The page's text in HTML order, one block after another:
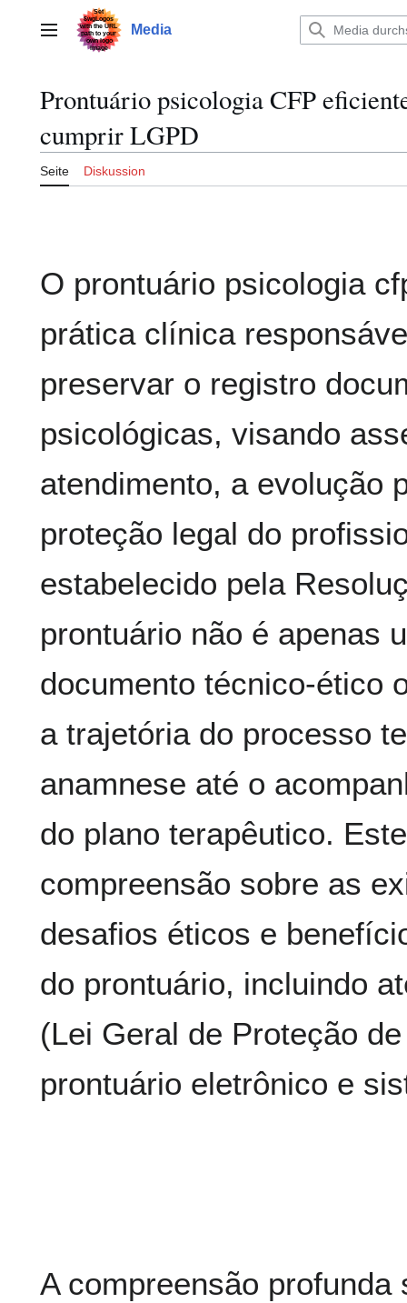
springenHauptmenü Media
Prontuário psicologia CFP
cumprir LGPD
Seite Diskussion
O prontuário psicologia
prática clínica
preservar o registro
psicológicas, visando
atendimento, a evolução
proteção legal do
estabelecido pela
prontuário não é apenas
documento técnico-ético
a trajetória do processo
anamnese até o
do plano terapêutico.
compreensão sobre as
desafios éticos e
do prontuário, incluindo
(Lei Geral de Proteção
prontuário eletrônico e
A compreensão